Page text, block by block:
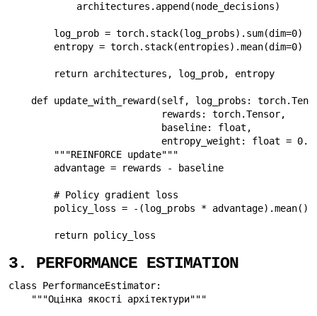
            architectures.append(node_decisions)
        log_prob = torch.stack(log_probs).sum(dim=0)
        entropy = torch.stack(entropies).mean(dim=0)
        return architectures, log_prob, entropy
def update_with_reward(self, log_probs:
                           rewards: torch.Tensor,
                           baseline: float,
entropy_weight: float =
        """REINFORCE update"""
        advantage = rewards - baseline
        # Policy gradient loss
        policy_loss = -(log_probs * advantage).mean()
        return policy_loss
3. PERFORMANCE ESTIMATION
class PerformanceEstimator:
    """Оцінка якості архітектури"""